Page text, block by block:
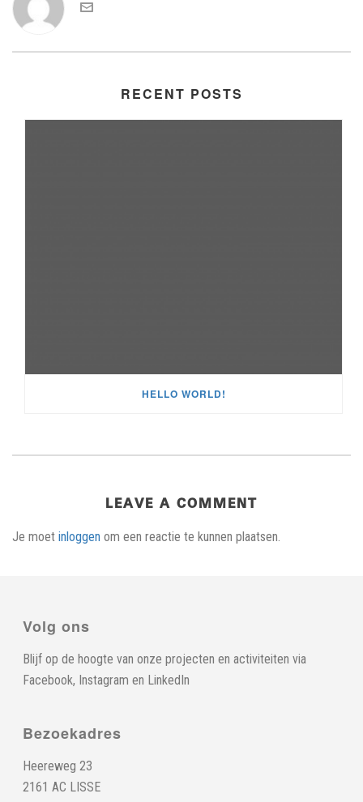
RECENT POSTS
HELLO WORLD!
LEAVE A COMMENT
Je moet inloggen om een reactie te kunnen plaatsen.
Volg ons
Blijf op de hoogte van onze projecten en activiteiten via
Facebook, Instagram en LinkedIn
Bezoekadres
Heereweg 23
2161 AC LISSE